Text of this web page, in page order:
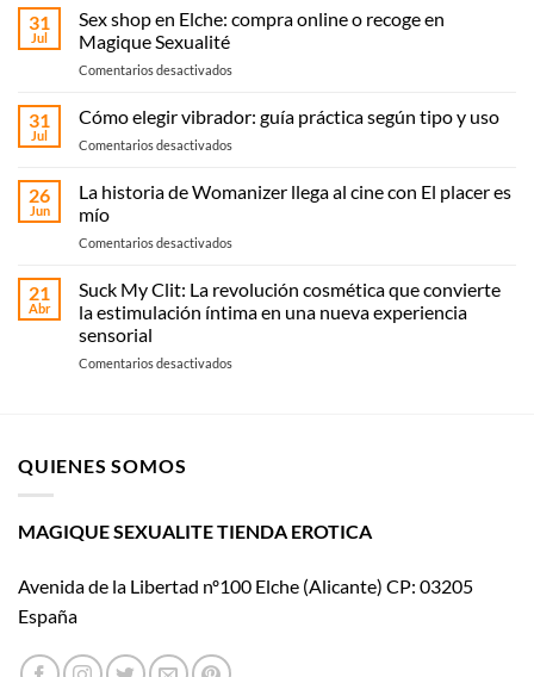
31
Jul
Sex shop en Elche: compra online o recoge en
Magique Sexualité
Comentarios desactivadosen
shop
Elche:
online
en
Sexualité
31
Jul
Cómo elegir vibrador: guía práctica según tipo y uso
Comentarios desactivadosen
elegir
práctica
tipo
26
Jun
La historia de Womanizer llega al cine con El placer es
mío
Comentarios desactivadosen
historia
Womanizer
al
21
Abr
Suck My Clit: La revolución cosmética que convierte
la estimulación íntima en una nueva experiencia
sensorial
Comentarios desactivadosen
convierte
íntima
QUIENES SOMOS
MAGIQUE SEXUALITE TIENDA EROTICA
Avenida de la Libertad nº100 Elche (Alicante) CP: 03205
España